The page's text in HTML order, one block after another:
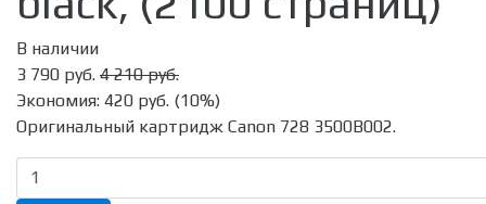
В наличии
3 790 руб. 4 210 руб.
Экономия: 420 руб. (10%)
Оригинальный картридж Canon 728 3500B002.